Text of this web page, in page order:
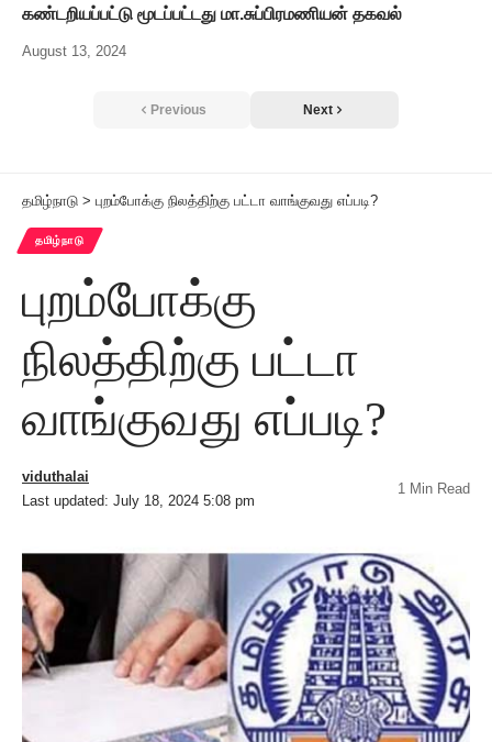
கண்டறியப்பட்டு மூடப்பட்டது மா.சுப்பிரமணியன் தகவல்
August 13, 2024
Previous Next
தமிழ்நாடு > புறம்போக்கு நிலத்திற்கு பட்டா வாங்குவது எப்படி?
தமிழ்நாடு
புறம்போக்கு
நிலத்திற்கு பட்டா
வாங்குவது எப்படி?
Last updated: July 18, 2024 5:08 pm
viduthalai
1 Min Read